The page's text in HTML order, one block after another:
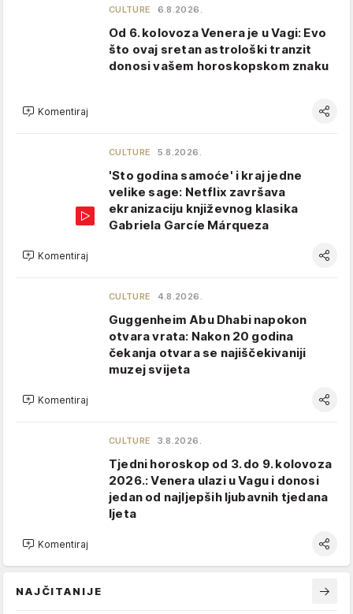
CULTURE 6.8.2026.
Od 6. kolovoza Venera je u Vagi: Evo
što ovaj sretan astrološki tranzit
donosi vašem horoskopskom znaku
Komentiraj
CULTURE 5.8.2026.
'Sto godina samoće' i kraj jedne
velike sage: Netflix završava
ekranizaciju književnog klasika
Gabriela Garcíe Márqueza
Komentiraj
CULTURE 4.8.2026.
Guggenheim Abu Dhabi napokon
otvara vrata: Nakon 20 godina
čekanja otvara se najiščekivaniji
muzej svijeta
Komentiraj
CULTURE 3.8.2026.
Tjedni horoskop od 3. do 9. kolovoza
2026.: Venera ulazi u Vagu i donosi
jedan od najljepših ljubavnih tjedana
ljeta
Komentiraj
NAJČITANIJE